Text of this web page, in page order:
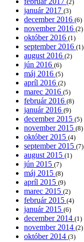
(2)
január 2017 (3)
december 2016 (6)
november 2016 (2)
október 2016 (1)
september 2016 (1)
august 2016 (2)
jún 2016 (6)
máj 2016 (5)
apríl 2016 (2)
marec 2016 (5)
február 2016 (8)
január 2016 (9)
december 2015 (5)
november 2015 (8)
október 2015 (4)
september 2015 (7)
august 2015 (1)
jún 2015 (7)
máj 2015 (8)
apríl 2015 (9)
marec 2015 (2)
február 2015 (4)
január 2015 (6)
december 2014 (1)
november 2014 (2)
október 2014 (3)